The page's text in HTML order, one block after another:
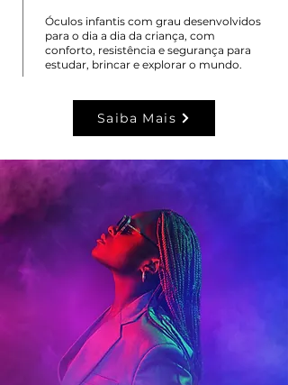
Óculos infantis com grau desenvolvidos
para o dia a dia da criança, com
conforto, resistência e segurança para
estudar, brincar e explorar o mundo.
Saiba Mais